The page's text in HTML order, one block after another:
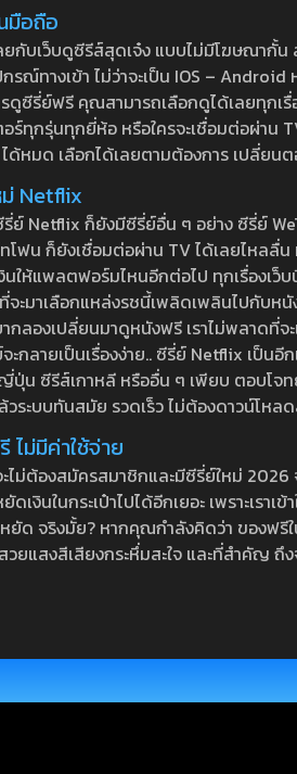
มือถือ
ยกับเว็บดูซีรีส์สุดเจ๋ง แบบไม่มีโฆษณากั้
รณ์ทางเข้า ไม่ว่าจะเป็น IOS –
ดูซีรี่ย์ฟรี คุณสามารถเลือกดูได้เลยทุกเ
ร์ทุกรุ่นทุกยี่ห้อ หรือใครจะเชื่อมต่อผ่าน
ด้หมด เลือกได้เลยตามต้องการ เปลี่ยน
Netflix
ย์ Netflix ก็ยังมีซีรี่ย์อื่น ๆ อย่าง ซีรี่ย์
โฟน ก็ยังเชื่อมต่อผ่าน TV ได้เลยไหลลื่
นให้แพลตฟอร์มไหนอีกต่อไป ทุกเรื่องเว็
จะมาเลือกแหล่งรชนี้เพลิดเพลินไปกับห
กลองเปลี่ยนมาดูหนังฟรี เราไม่พลาดที่
ะกลายเป็นเรื่องง่าย.. ซีรี่ย์ Netflix เป็น
ปุ่น ซีรีส์เกาหลี หรืออื่น ๆ เพียบ ตอบโจท
วระบบทันสมัย รวดเร็ว ไม่ต้องดาวน์โห
ไม่มีค่าใช้จ่าย
ไม่ต้องสมัครสมาชิกและมีซีรี่ย์ใหม่
ดเงินในกระเป๋าไปได้อีกเยอะ เพราะเร
ยัด จริงมั้ย? หากคุณกำลังคิดว่า ของฟ
วยแสงสีเสียงกระหึ่มสะใจ และที่สำคัญ